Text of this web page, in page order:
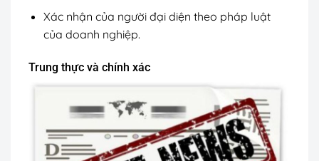
Xác nhận của người đại diện theo pháp luật
của doanh nghiệp.
Trung thực và chính xác